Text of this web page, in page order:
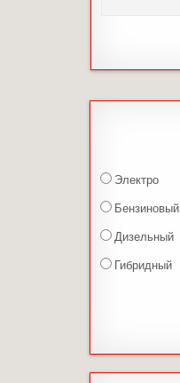
Электро
Бензиновый
Дизельный
Гибридный